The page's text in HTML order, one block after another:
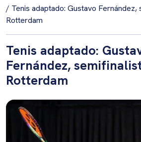
/ Tenis adaptado: Gustavo Fernández,
Rotterdam
Tenis adaptado:
Fernández,
Rotterdam